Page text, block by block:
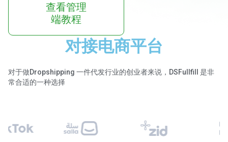
查看管理
端教程
对接电商平台
对于做Dropshipping 一件代发行业的创业者来说，DSFullfill 是非
常合适的一种选择